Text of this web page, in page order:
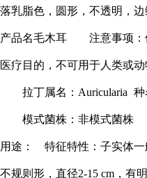
落乳脂色，圆形，不透明，边
产品名毛木耳 注意事项
医疗目的，不可用于人类或
拉丁属名：Auricularia 种
模式菌株：非模式菌株
用途： 特征特性：子实体
不规则形，直径2-15 cm，有